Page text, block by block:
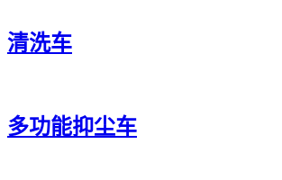
清洗车
多功能抑尘车